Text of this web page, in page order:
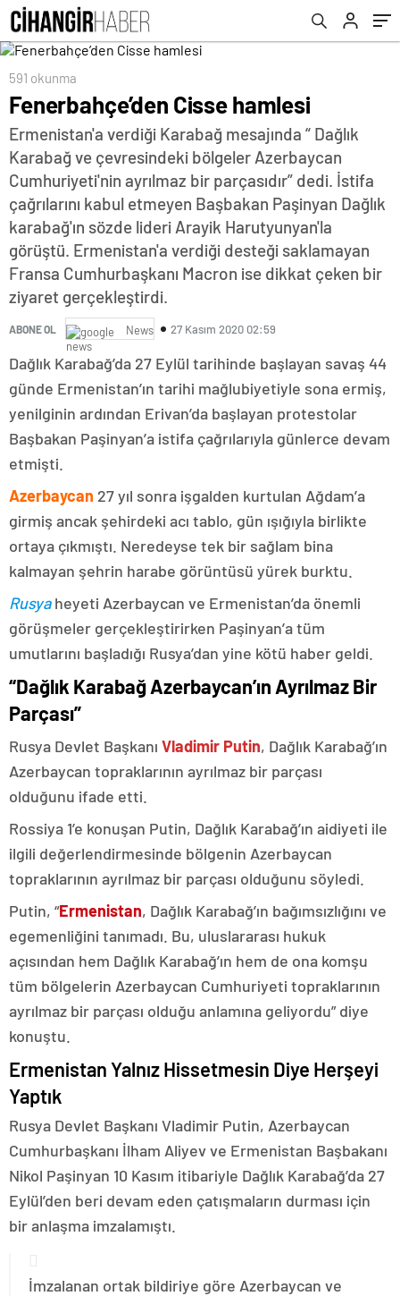
591 okunma
Fenerbahçe’den Cisse hamlesi
Ermenistan'a verdiği Karabağ mesajında “ Dağlık
Karabağ ve çevresindeki bölgeler Azerbaycan
Cumhuriyeti'nin ayrılmaz bir parçasıdır” dedi. İstifa
çağrılarını kabul etmeyen Başbakan Paşinyan Dağlık
karabağ'ın sözde lideri Arayik Harutyunyan'la
görüştü. Ermenistan'a verdiği desteği saklamayan
Fransa Cumhurbaşkanı Macron ise dikkat çeken bir
ziyaret gerçekleştirdi.
ABONE OL News 27 Kasım 2020 02:59
Dağlık Karabağ’da 27 Eylül tarihinde başlayan savaş 44
günde Ermenistan’ın tarihi mağlubiyetiyle sona ermiş,
yenilginin ardından Erivan’da başlayan protestolar
Başbakan Paşinyan’a istifa çağrılarıyla günlerce devam
etmişti.
Azerbaycan 27 yıl sonra işgalden kurtulan Ağdam’a
girmiş ancak şehirdeki acı tablo, gün ışığıyla birlikte
ortaya çıkmıştı. Neredeyse tek bir sağlam bina
kalmayan şehrin harabe görüntüsü yürek burktu.
Rusyaheyeti Azerbaycan ve Ermenistan’da önemli
görüşmeler gerçekleştirirken Paşinyan’a tüm
umutlarını başladığı Rusya’dan yine kötü haber geldi.
“Dağlık Karabağ Azerbaycan’ın Ayrılmaz Bir
Parçası”
Rusya Devlet Başkanı Vladimir Putin, Dağlık Karabağ’ın
Azerbaycan topraklarının ayrılmaz bir parçası
olduğunu ifade etti.
Rossiya 1’e konuşan Putin, Dağlık Karabağ’ın aidiyeti ile
ilgili değerlendirmesinde bölgenin Azerbaycan
topraklarının ayrılmaz bir parçası olduğunu söyledi.
Putin, “Ermenistan, Dağlık Karabağ’ın bağımsızlığını ve
egemenliğini tanımadı. Bu, uluslararası hukuk
açısından hem Dağlık Karabağ’ın hem de ona komşu
tüm bölgelerin Azerbaycan Cumhuriyeti topraklarının
ayrılmaz bir parçası olduğu anlamına geliyordu” diye
konuştu.
Ermenistan Yalnız Hissetmesin Diye Herşeyi
Yaptık
Rusya Devlet Başkanı Vladimir Putin, Azerbaycan
Cumhurbaşkanı İlham Aliyev ve Ermenistan Başbakanı
Nikol Paşinyan 10 Kasım itibariyle Dağlık Karabağ’da 27
Eylül’den beri devam eden çatışmaların durması için
bir anlaşma imzalamıştı.
İmzalanan ortak bildiriye göre Azerbaycan ve